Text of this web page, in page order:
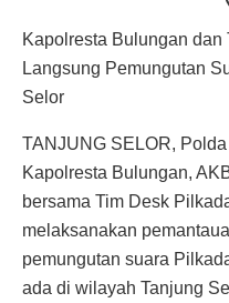
Kapolresta Bulungan
Langsung Pemungutan
Selor
TANJUNG SELOR,
Kapolresta Bulungan,
bersama Tim Desk
melaksanakan
pemungutan suara
ada di wilayah Tanjung